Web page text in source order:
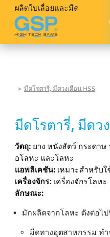
ผลิตใบเลื่อยและมีด
มีดโรตารี่, มีดวงเดือน HSS
มีดโรตารี่, มีดว
วัตถุ: ยาง หนังสัตว์ กระดา
อโลหะ และโลหะ
แอพลิเคชัน: เหมาะสำหรับ
เครื่องจักร: เครื่องจักรโลหะ
ลักษณะ:
มักผลิตจากโลหะ ดังต่อไป
มีดทางอุตสาหกรรม ทำ